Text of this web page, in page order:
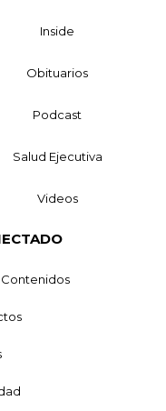
Inside
Obituarios
Podcast
Salud Ejecutiva
Videos